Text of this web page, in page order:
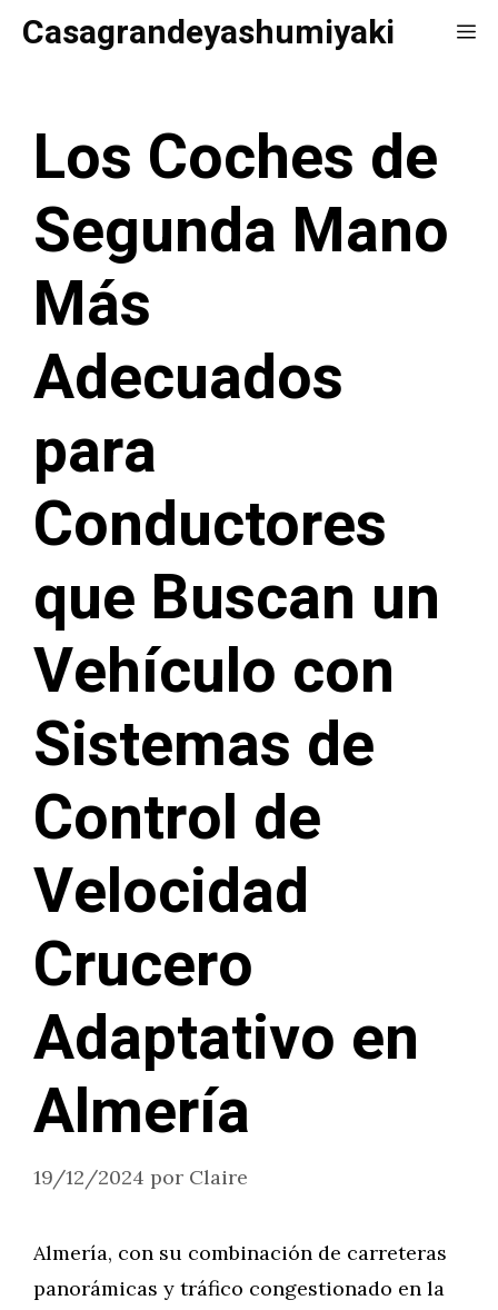
SaltarCasagrandeyashumiyaki
Los Coches de
Segunda Mano
Más
Adecuados
para
Conductores
que Buscan un
Vehículo con
Sistemas de
Control de
Velocidad
Crucero
Adaptativo en
Almería
19/12/2024 por Claire
Almería, con su combinación de carreteras
panorámicas y tráfico congestionado en la